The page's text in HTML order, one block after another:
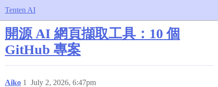
Tenten AI
開源 AI 網頁擷取工具：10 個
GitHub 專案
Aiko July 2, 2026, 6:47pm
1